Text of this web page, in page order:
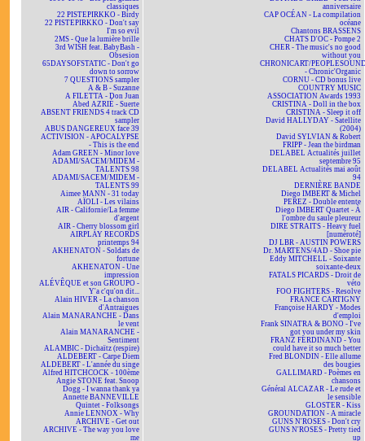
classiques
22 PISTEPIRKKO - Birdy
22 PISTEPIRKKO - Don't say
I'm so evil
2MS - Que la lumière brille
3rd WISH feat. BabyBash -
Obsesion
65DAYSOFSTATIC - Don't go
down to sorrow
7 QUESTIONS sampler
A & B - Suzanne
A FILETTA - Don Juan
Abed AZRIÉ - Suerte
ABSENT FRIENDS 4 track CD
sampler
ABUS DANGEREUX face 39
ACTIVISION - APOCALYPSE
- This is the end
Adam GREEN - Minor love
ADAMI/SACEM/MIDEM -
TALENTS 98
ADAMI/SACEM/MIDEM -
TALENTS 99
Aimee MANN - 31 today
AÏOLI - Les vilains
AIR - Californie/La femme
d'argent
AIR - Cherry blossom girl
AIRPLAY RECORDS
printemps 94
AKHENATON - Soldats de
fortune
AKHENATON - Une
impression
ALÉVÊQUE et son GROUPO -
Y'a c'qu'on dit...
Alain HIVER - La chanson
d'Antraigues
Alain MANARANCHE - Dans
le vent
Alain MANARANCHE -
Sentiment
ALAMBIC - Dichaïtz (respire)
ALDEBERT - Carpe Diem
ALDEBERT - L'année du singe
Alfred HITCHCOCK - 100ème
Angie STONE feat. Snoop
Dogg - I wanna thank ya
Annette BANNEVILLE
Quintet - Folksongs
Annie LENNOX - Why
ARCHIVE - Get out
ARCHIVE - The way you love
me
anniversaire
CAP OCÉAN - La compilation
océane
Chantons BRASSENS
CHATS D'OC - Pompe 2
CHER - The music's no good
without you
CHRONICART/
- Chronic'Organic
CORNU - CD bonus live
COUNTRY MUSIC
ASSOCIATION Awards 1993
CRISTINA - Doll in the box
CRISTINA - Sleep it off
David HALLYDAY - Satellite
(2004)
David SYLVIAN & Robert
FRIPP - Jean the birdman
DELABEL Actualités juillet
septembre 95
DELABEL Actualités mai août
94
DERNIÈRE BANDE
Diego IMBERT & Michel
PEREZ - Double entente
Diego IMBERT Quartet - À
l'ombre du saule pleureur
DIRE STRAITS - Heavy fuel
[numéroté]
DJ LBR - AUSTIN POWERS
Dr. MARTENS/4AD - Shoe pie
Eddy MITCHELL - Soixante
soixante-deux
FATALS PICARDS - Droit de
véto
FOO FIGHTERS - Resolve
FRANCE CARTIGNY
Françoise HARDY - Modes
d'emploi
Frank SINATRA & BONO - I've
got you under my skin
FRANZ FERDINAND - You
could have it so much better
Fred BLONDIN - Elle allume
des bougies
GALLIMARD - Poèmes en
chansons
Général ALCAZAR - Le rude et
le sensible
GLOSTER - Kiss
GROUNDATION - A miracle
GUNS N'ROSES - Don't cry
GUNS N'ROSES - Pretty tied
up